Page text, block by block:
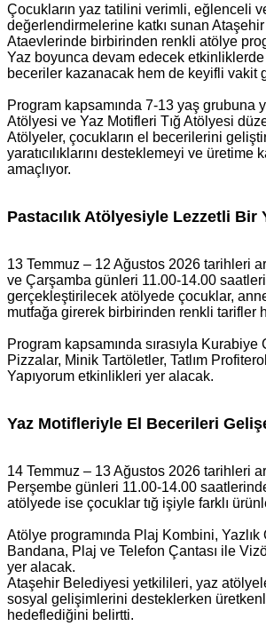
Çocukların yaz tatilini verimli, eğlenceli
değerlendirmelerine katkı sunan
Ataevlerinde birbirinden renkli atölye
Yaz boyunca devam edecek
beceriler kazanacak hem de keyifli vakit
Program kapsamında 7-13 yaş grubuna
Atölyesi ve Yaz Motifleri Tığ Atölyesi
Atölyeler, çocukların el becerilerini
yaratıcılıklarını desteklemeyi ve üretime
amaçlıyor.
Pastacılık Atölyesiyle Lezzetli Bir
13 Temmuz – 12 Ağustos 2026 tarihleri
ve Çarşamba günleri 11.00-14.00 saatleri
gerçekleştirilecek atölyede çocuklar,
mutfağa girerek birbirinden renkli tarifler
Program kapsamında sırasıyla Kurabiye
Pizzalar, Minik Tartöletler, Tatlım
Yapıyorum etkinlikleri yer alacak.
Yaz Motifleriyle El Becerileri
14 Temmuz – 13 Ağustos 2026 tarihleri
Perşembe günleri 11.00-14.00
atölyede ise çocuklar tığ işiyle farklı
Atölye programında Plaj Kombini, Yazlık
Bandana, Plaj ve Telefon Çantası ile
yer alacak.
Ataşehir Belediyesi yetkilileri, yaz
sosyal gelişimlerini desteklerken
hedeflediğini belirtti.